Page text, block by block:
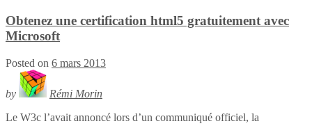
Obtenez une certification html5 gratuitement avec
Microsoft
Posted on 6 mars 2013
by
Rémi Morin
Le W3c l’avait annoncé lors d’un communiqué officiel, la